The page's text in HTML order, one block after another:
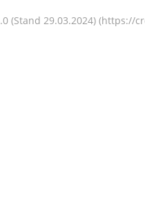
29.03.2024) (https://